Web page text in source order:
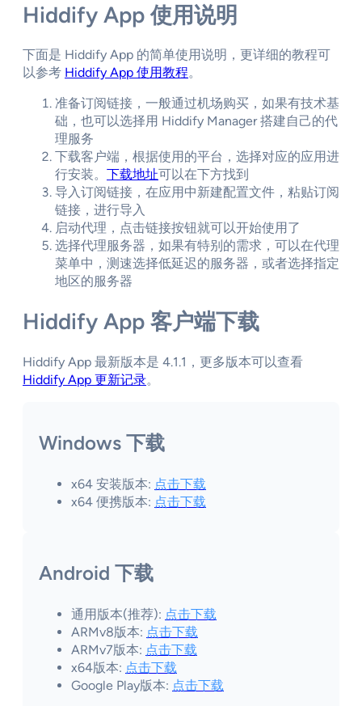
Hiddify App 使用说明
下面是 Hiddify App 的简单使用说明，更详细的教程可
以参考 Hiddify App 使用教程。
准备订阅链接，一般通过机场购买，如果有技术基
础，也可以选择用 Hiddify Manager 搭建自己的代
理服务
下载客户端，根据使用的平台，选择对应的应用进
行安装。 下载地址可以在下方找到
导入订阅链接，在应用中新建配置文件，粘贴订阅
链接，进行导入
启动代理，点击链接按钮就可以开始使用了
选择代理服务器，如果有特别的需求，可以在代理
菜单中，测速选择低延迟的服务器，或者选择指定
地区的服务器
Hiddify App 客户端下载
Hiddify App 最新版本是 4.1.1，更多版本可以查看
Hiddify App 更新记录。
Windows 下载
x64 安装版本: 点击下载
x64 便携版本: 点击下载
Android 下载
通用版本(推荐): 点击下载
ARMv8版本: 点击下载
ARMv7版本: 点击下载
x64版本: 点击下载
Google Play版本: 点击下载